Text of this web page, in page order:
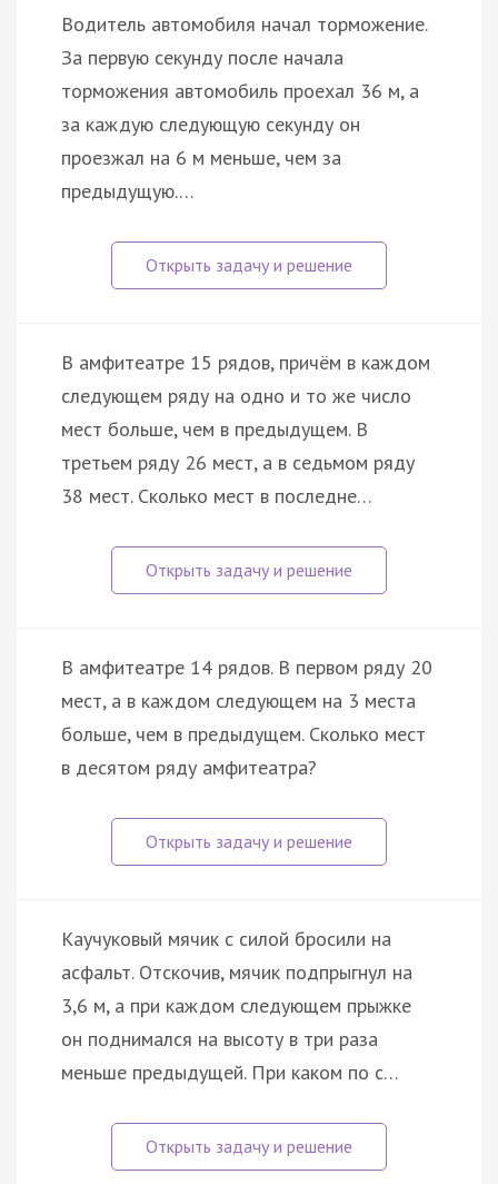
Водитель автомобиля начал торможение.
За первую секунду после начала
торможения автомобиль проехал 36 м, а
за каждую следующую секунду он
проезжал на 6 м меньше, чем за
предыдущую.…
В амфитеатре 15 рядов, причём в каждом
следующем ряду на одно и то же число
мест больше, чем в предыдущем. В
третьем ряду 26 мест, а в седьмом ряду
38 мест. Сколько мест в последне…
В амфитеатре 14 рядов. В первом ряду 20
мест, а в каждом следующем на 3 места
больше, чем в предыдущем. Сколько мест
в десятом ряду амфитеатра?
Каучуковый мячик с силой бросили на
асфальт. Отскочив, мячик подпрыгнул на
3,6 м, а при каждом следующем прыжке
он поднимался на высоту в три раза
меньше предыдущей. При каком по с…